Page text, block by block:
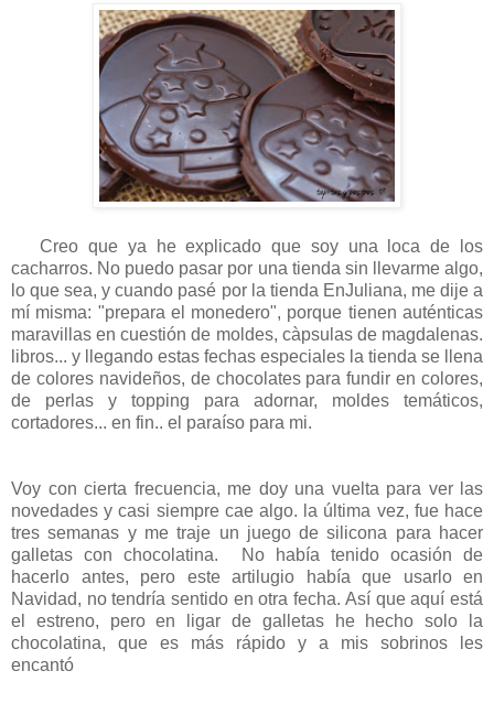
Creo que ya he explicado que soy una loca de los
cacharros. No puedo pasar por una tienda sin llevarme algo,
lo que sea, y cuando pasé por la tienda EnJuliana, me dije a
mí misma: "prepara el monedero", porque tienen auténticas
maravillas en cuestión de moldes, càpsulas de magdalenas.
libros... y llegando estas fechas especiales la tienda se llena
de colores navideños, de chocolates para fundir en colores,
de perlas y topping para adornar, moldes temáticos,
cortadores... en fin.. el paraíso para mi.
Voy con cierta frecuencia, me doy una vuelta para ver las
novedades y casi siempre cae algo. la última vez, fue hace
tres semanas y me traje un juego de silicona para hacer
galletas con chocolatina. No había tenido ocasión de
hacerlo antes, pero este artilugio había que usarlo en
Navidad, no tendría sentido en otra fecha. Así que aquí está
el estreno, pero en ligar de galletas he hecho solo la
chocolatina, que es más rápido y a mis sobrinos les
encantó